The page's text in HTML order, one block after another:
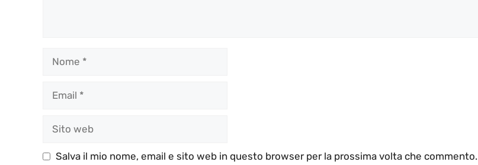
Salva il mio nome, email e sito web in questo browser per la prossima volta che commento.